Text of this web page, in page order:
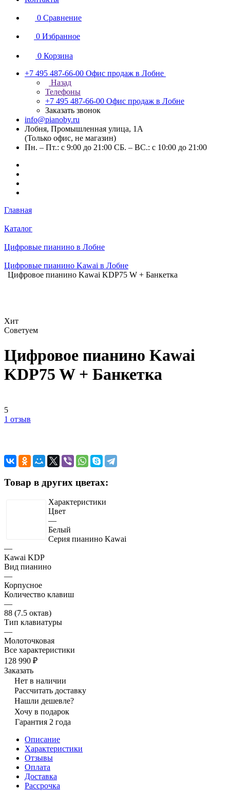
0 Сравнение
0 Избранное
0 Корзина
+7 495 487-66-00 Офис продаж в Лобне
Назад
Телефоны
+7 495 487-66-00 Офис продаж в Лобне
Заказать звонок
info@pianoby.ru
Лобня, Промышленная улица, 1А
(Только офис, не магазин)
Пн. – Пт.: с 9:00 до 21:00 СБ. – ВС.: с 10:00 до 21:00
Главная
Каталог
Цифровые пианино в Лобне
Цифровые пианино Kawai в Лобне
Цифровое пианино Kawai KDP75 W + Банкетка
Хит
Советуем
Цифровое пианино Kawai
KDP75 W + Банкетка
5
1 отзыв
Товар в других цветах:
Характеристики
Цвет
—
Белый
Серия пианино Kawai
—
Kawai KDP
Вид пианино
—
Корпусное
Количество клавиш
—
88 (7.5 октав)
Тип клавиатуры
—
Молоточковая
Все характеристики
128 990 ₽
Заказать
Нет в наличии
Рассчитать доставку
Нашли дешевле?
Хочу в подарок
Гарантия 2 года
Описание
Характеристики
Отзывы
Оплата
Доставка
Рассрочка